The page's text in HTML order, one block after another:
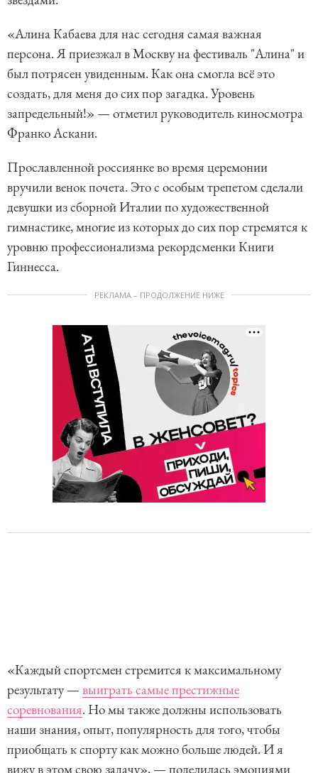
«Алина Кабаева для нас сегодня самая важная
персона. Я приезжал в Москву на фестиваль "Алина" и
был потрясен увиденным. Как она смогла всё это
создать, для меня до сих пор загадка. Уровень
запредельный!» — отметил руководитель киносмотра
Франко Аскани.
Прославленной россиянке во время церемонии
вручили венок почета. Это с особым трепетом сделали
девушки из сборной Италии по художественной
гимнастике, многие из которых до сих пор стремятся к
уровню профессионализма рекордсменки Книги
Гиннесса.
РЕКЛАМА – ПРОДОЛЖЕНИЕ НИЖЕ
«Каждый спортсмен стремится к максимальному
результату — выиграть самые престижные
соревнования. Но мы также должны использовать
наши знания, опыт, популярность для того, чтобы
приобщать к спорту как можно больше людей. И я
вижу в этом свою задачу», — поделилась эмоциями